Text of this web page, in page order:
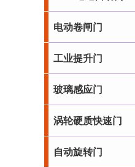
电动卷闸门
工业提升门
玻璃感应门
涡轮硬质快速门
自动旋转门